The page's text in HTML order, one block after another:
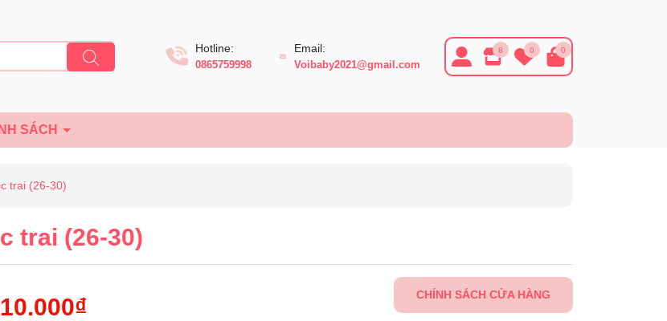
Hotline:
0865759998
Email:
Voibaby2021@gmail.com
8 0 0
SÁCH
trai (26-30)
trai (26-30)
CHÍNH SÁCH CỬA HÀNG